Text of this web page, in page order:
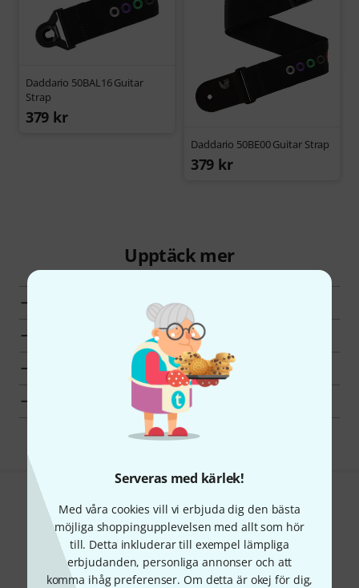
Serveras med kärlek!
Med våra cookies vill vi erbjuda dig den bästa
möjliga shoppingupplevelsen med allt som hör
till. Detta inkluderar till exempel lämpliga
erbjudanden, personliga annonser och att
komma ihåg preferenser. Om detta är okej för dig,
Daddario 50BAL16 Guitar
Strap
379 kr
Daddario 50BE00 Guitar Strap
379 kr
Upptäck mer
Alla Noter och medier
Gillar du vad du ser?
Dela Hjälp & Feedback